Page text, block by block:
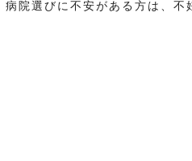
院選びに不安がある方は、不